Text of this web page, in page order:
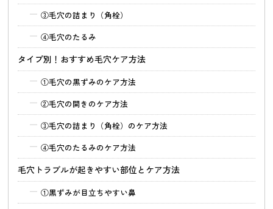
③毛穴の詰まり（角栓）
④毛穴のたるみ
タイプ別！おすすめ毛穴ケア方法
①毛穴の黒ずみのケア方法
②毛穴の開きのケア方法
③毛穴の詰まり（角栓）のケア方法
④毛穴のたるみのケア方法
毛穴トラブルが起きやすい部位とケア方法
①黒ずみが目立ちやすい鼻